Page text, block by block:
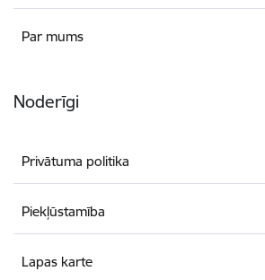
Par mums
Noderīgi
Privātuma politika
Piekļūstamība
Lapas karte